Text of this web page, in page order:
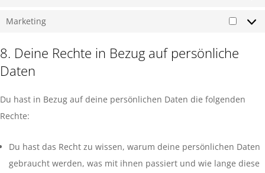
Marketing
8. Deine Rechte in Bezug auf persönliche
Daten
Du hast in Bezug auf deine persönlichen Daten die folgenden
Rechte:
Du hast das Recht zu wissen, warum deine persönlichen Daten
gebraucht werden, was mit ihnen passiert und wie lange diese